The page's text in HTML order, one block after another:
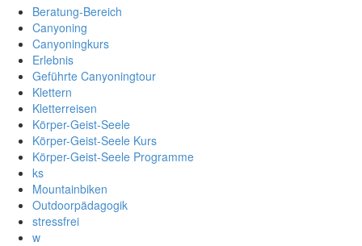
Beratung-Bereich
Canyoning
Canyoningkurs
Erlebnis
Geführte Canyoningtour
Klettern
Kletterreisen
Körper-Geist-Seele
Körper-Geist-Seele Kurs
Körper-Geist-Seele Programme
ks
Mountainbiken
Outdoorpädagogik
stressfrei
w